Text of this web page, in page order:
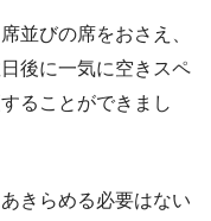
並びの席をおさえ、
後に一気に空きスペ
ることができまし
きらめる必要はない